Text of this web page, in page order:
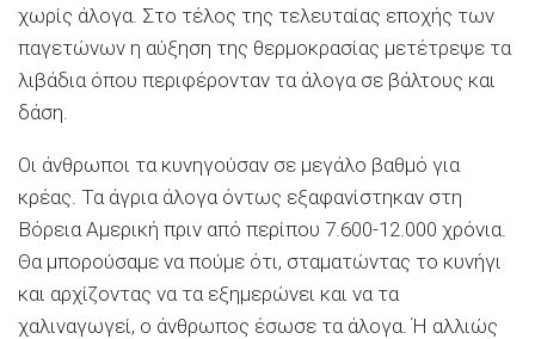
χωρίς άλογα. Στο τέλος της τελευταίας εποχής των
παγετώνων η αύξηση της θερμοκρασίας μετέτρεψε τα
λιβάδια όπου περιφέρονταν τα άλογα σε βάλτους και
δάση.
Οι άνθρωποι τα κυνηγούσαν σε μεγάλο βαθμό για
κρέας. Τα άγρια άλογα όντως εξαφανίστηκαν στη
Βόρεια Αμερική πριν από περίπου 7.600-12.000 χρόνια.
Θα μπορούσαμε να πούμε ότι, σταματώντας το κυνήγι
και αρχίζοντας να τα εξημερώνει και να τα
χαλιναγωγεί, ο άνθρωπος έσωσε τα άλογα. Ή αλλιώς